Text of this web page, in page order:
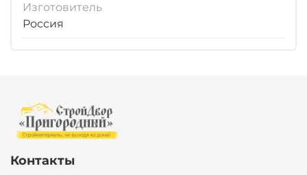
Изготовитель
Россия
Контакты